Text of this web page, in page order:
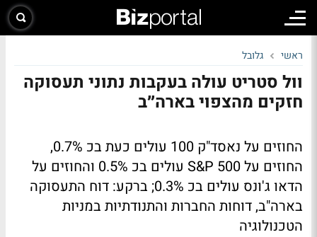
ראשי גלובל
וול סטריט עולה בעקבות נתוני תעסוקה
חזקים מהצפוי בארה״ב
החוזים על נאסד"ק 100 עולים כעת בכ 0.7%,
החוזים על S&P 500 עולים בכ 0.5% והחוזים על
הדאו ג'ונס עולים בכ 0.3%; ברקע: דוח התעסוקה
בארה"ב, דוחות החברות והתנודתיות במניות
הטכנולוגיה